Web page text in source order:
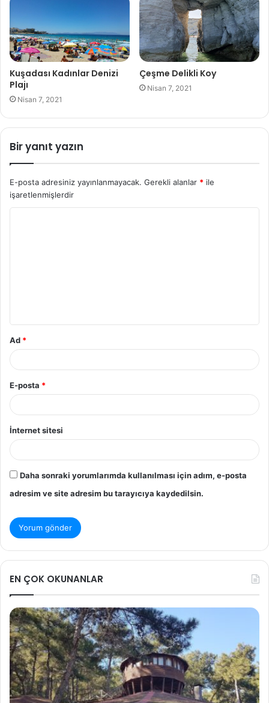
Kuşadası Kadınlar Denizi
Plajı
Nisan 7, 2021
Çeşme Delikli Koy
Nisan 7, 2021
Bir yanıt yazın
E-posta adresiniz yayınlanmayacak. Gerekli alanlar * ile
işaretlenmişlerdir
Ad *
E-posta *
İnternet sitesi
Daha sonraki yorumlarımda kullanılması için adım, e-posta
adresim ve site adresim bu tarayıcıya kaydedilsin.
EN ÇOK OKUNANLAR